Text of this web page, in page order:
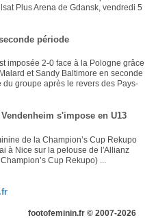
Plus Arena de Gdansk, vendredi 5
période
imposée 2-0 face à la Pologne grâce
et Sandy Baltimore en seconde
du groupe après le revers des Pays-
s'impose en U13
de la Champion’s Cup Rekupo
à Nice sur la pelouse de l'Allianz
Cup Rekupo) ...
footofeminin.fr © 2007-2026